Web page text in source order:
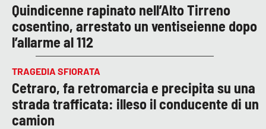
Quindicenne rapinato nell’Alto Tirreno
cosentino, arrestato un ventiseienne dopo
l’allarme al 112
TRAGEDIA SFIORATA
Cetraro, fa retromarcia e precipita su una
strada trafficata: illeso il conducente di un
camion